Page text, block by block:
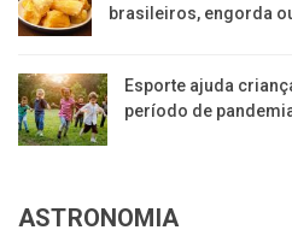
brasileiros, engorda
Esporte ajuda
período de
ASTRONOMIA